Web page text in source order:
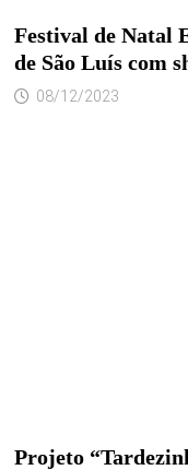
Festival de Natal
de São Luís com
08/12/2023
Projeto